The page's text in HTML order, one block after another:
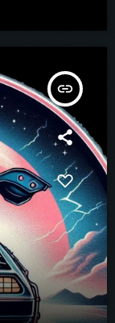
insert_link